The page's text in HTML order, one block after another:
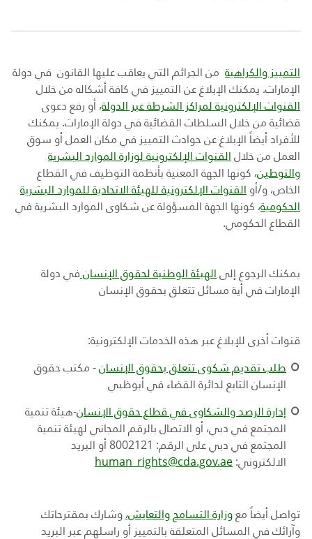
التمييز والكراهية من الجرائم التي يعاقب عليها القانون في دولة
الإمارات. يمكنك الإبلاغ عن التمييز في كافة أشكاله من خلال
القنوات الإلكترونية لمراكز الشرطة عبر الدولة، أو رفع دعوى
قضائية من خلال السلطات القضائية في دولة الإمارات. يمكنك
للأفراد أيضاً الإبلاغ عن حوادث التمييز في مكان العمل أو سوق
العمل من خلال القنوات الإلكترونية لوزارة الموارد البشرية
والتوطين، كونها الجهة المعنية بأنظمة التوظيف في القطاع
الخاص، و/أو القنوات الإلكترونية للهيئة الاتحادية للموارد البشرية
الحكومية، كونها الجهة المسؤولة عن شكاوى الموارد البشرية في
القطاع الحكومي.
يمكنك الرجوع إلى الهيئة الوطنية لحقوق الإنسان في دولة
الإمارات في أية مسائل تتعلق بحقوق الإنسان
قنوات أخرى للإبلاغ عبر هذه الخدمات الإلكترونية:
طلب تقديم شكوى تتعلق بحقوق الإنسان- مكتب حقوق
الإنسان التابع لدائرة القضاء في أبوظبي
إدارة الرصد والشكاوى في قطاع حقوق الإنسان-هيئة تنمية
المجتمع في دبي، أو الاتصال بالرقم المجاني لهيئة تنمية
المجتمع في دبي على الرقم: 8002121 أو البريد
الالكتروني: human_rights@cda.gov.ae
تواصل أيضاً معوزارة التسامح والتعايش، وشارك بمقترحاتك
وآرائك في المسائل المتعلقة بالتمييز أو راسلهم عبر البريد